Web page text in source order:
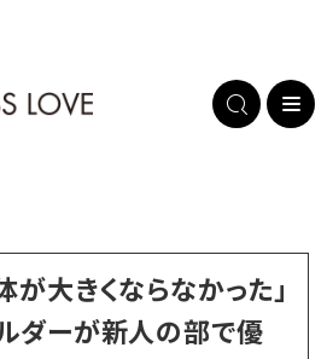
が大きくならなかった」
ダーが新人の部で優